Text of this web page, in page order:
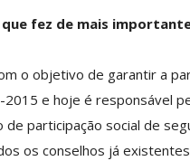
fez de mais
o objetivo de garantir a
e hoje é responsável
participação social de
os conselhos já